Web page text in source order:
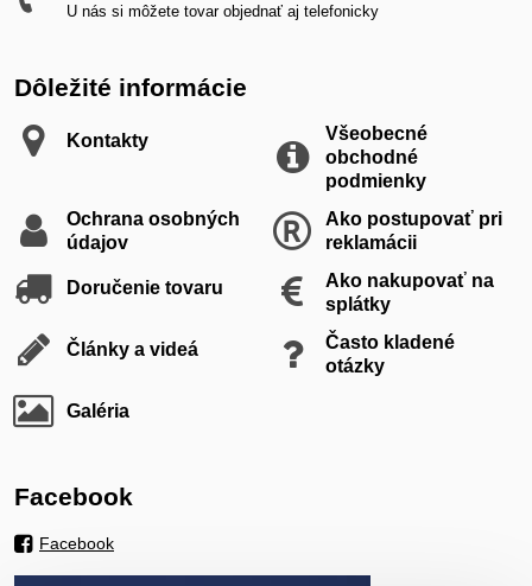
U nás si môžete tovar objednať aj telefonicky
Dôležité informácie
Kontakty
Všeobecné
obchodné
podmienky
Ochrana osobných
údajov
Ako postupovať pri
reklamácii
Doručenie tovaru
Ako nakupovať na
splátky
Články a videá
Často kladené
otázky
Galéria
Facebook
Facebook